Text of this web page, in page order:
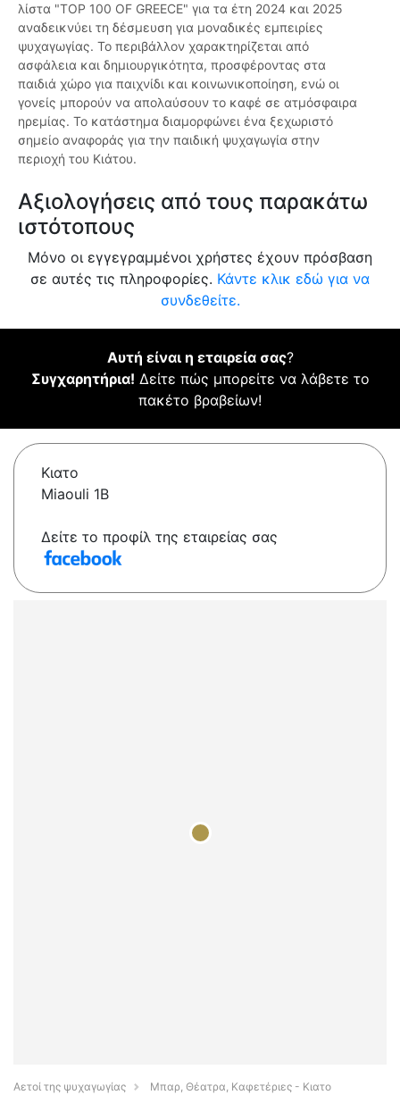
λίστα "TOP 100 OF GREECE" για τα έτη 2024 και 2025
αναδεικνύει τη δέσμευση για μοναδικές εμπειρίες
ψυχαγωγίας. Το περιβάλλον χαρακτηρίζεται από
ασφάλεια και δημιουργικότητα, προσφέροντας στα
παιδιά χώρο για παιχνίδι και κοινωνικοποίηση, ενώ οι
γονείς μπορούν να απολαύσουν το καφέ σε ατμόσφαιρα
ηρεμίας. Το κατάστημα διαμορφώνει ένα ξεχωριστό
σημείο αναφοράς για την παιδική ψυχαγωγία στην
περιοχή του Κιάτου.
Αξιολογήσεις από τους παρακάτω
ιστότοπους
Μόνο οι εγγεγραμμένοι χρήστες έχουν πρόσβαση
σε αυτές τις πληροφορίες. Κάντε κλικ εδώ για να
συνδεθείτε.
Αυτή είναι η εταιρεία σας?
Συγχαρητήρια! Δείτε πώς μπορείτε να λάβετε το
πακέτο βραβείων!
Κιατο
Miaouli 1B
Δείτε το προφίλ της εταιρείας σας
Αετοί της ψυχαγωγίας
Μπαρ, Θέατρα, Καφετέριες - Κιατο